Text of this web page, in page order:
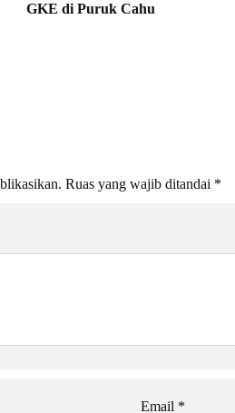
GKE di Puruk Cahu
Ruas yang wajib ditandai *
Email *